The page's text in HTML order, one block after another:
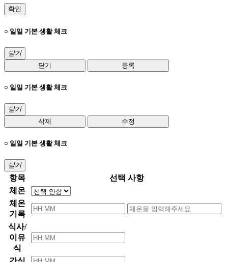
확인
○ 일일 기본 생활 체크
닫기
닫기
등록
○ 일일 기본 생활 체크
닫기
삭제
수정
○ 일일 기본 생활 체크
닫기
항목
선택 사항
체온
체온
기록
식사/
이유
식